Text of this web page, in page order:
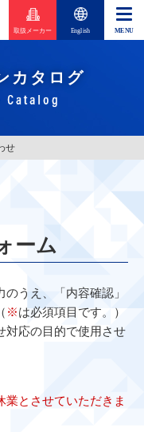
取扱メーカー English
カタログ
せ
ーム
うえ、「内容確認」
※は必須項目です。）
対応の目的で使用させ
業とさせていただきま